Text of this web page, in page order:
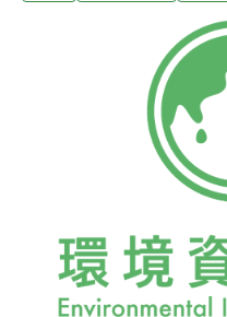
下的燕子窩作為觀測地，
到最低，從燕子孵蛋開始
誕生，經常可見小燕張嘴
見親鳥飛回餵食的畫面。
表示，家燕是一種特別的
干擾，所以選擇牠作為觀
學校讓學生觀看此家燕線
未來將致力於校園的教育
作比賽，歡迎民眾共同來